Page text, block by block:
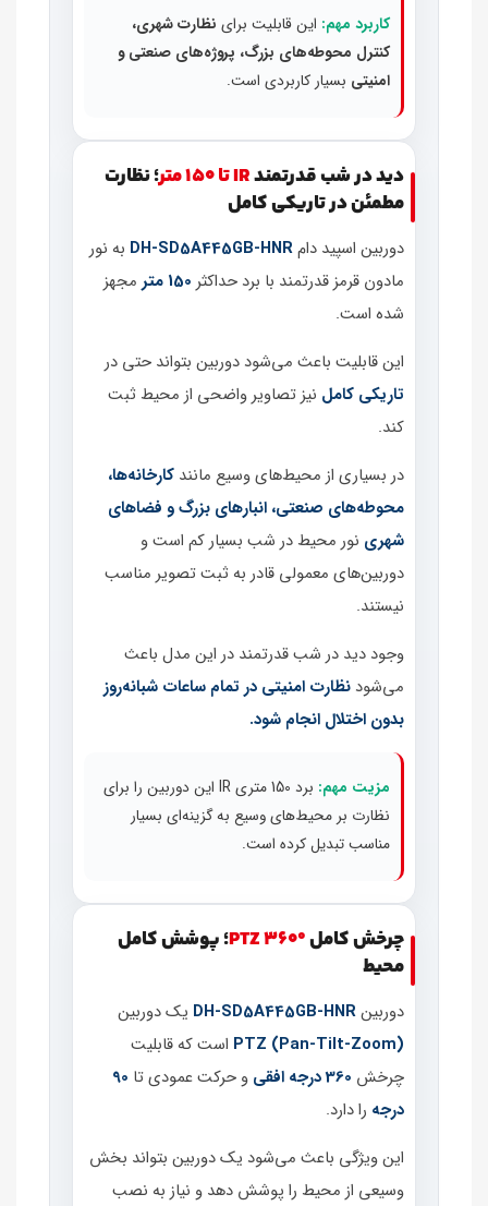
کاربرد مهم: این قابلیت برای نظارت شهری،
کنترل محوطه‌های بزرگ، پروژه‌های صنعتی و
امنیتی بسیار کاربردی است.
دید در شب قدرتمندIR تا 150 متر
؛ نظارت
مطمئن در تاریکی کامل
دوربین اسپید دامDH‑SD5A445GB‑HNR به نور
مادون قرمز قدرتمند با برد حداکثر 150 متر
مجهز
شده است.
این قابلیت باعث می‌شود دوربین بتواند حتی در
تاریکی کامل نیز تصاویر واضحی از محیط ثبت
کند.
در بسیاری از محیط‌های وسیع مانند کارخانه‌ها،
محوطه‌های صنعتی، انبارهای بزرگ و فضاهای
شهری نور محیط در شب بسیار کم است و
دوربین‌های معمولی قادر به ثبت تصویر مناسب
نیستند.
وجود دید در شب قدرتمند در این مدل باعث
می‌شود نظارت امنیتی در تمام ساعات شبانه‌روز
بدون اختلال انجام شود.
مزیت مهم:
برد 150 متری IR این دوربین را برای
نظارت بر محیط‌های وسیع به گزینه‌ای بسیار
مناسب تبدیل کرده است.
چرخش کاملPTZ 360°؛ پوشش کامل
محیط
دوربینDH‑SD5A445GB‑HNR یک دوربین
PTZ (Pan‑Tilt‑Zoom) است که قابلیت
چرخش 360 درجه افقی و حرکت عمودی تا 90
درجه را دارد.
این ویژگی باعث می‌شود یک دوربین بتواند بخش
وسیعی از محیط را پوشش دهد و نیاز به نصب